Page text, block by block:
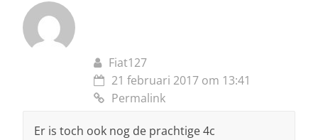
Fiat127
21 februari 2017 om 13:41
Permalink
Er is toch ook nog de prachtige 4c